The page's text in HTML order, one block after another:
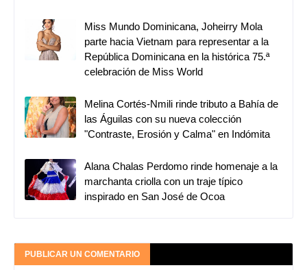
Miss Mundo Dominicana, Joheirry Mola
parte hacia Vietnam para representar a la
República Dominicana en la histórica 75.ª
celebración de Miss World
Melina Cortés-Nmili rinde tributo a Bahía de
las Águilas con su nueva colección
"Contraste, Erosión y Calma" en Indómita
Alana Chalas Perdomo rinde homenaje a la
marchanta criolla con un traje típico
inspirado en San José de Ocoa
PUBLICAR UN COMENTARIO